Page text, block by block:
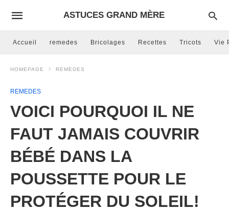
ASTUCES GRAND MÈRE
Accueil remedes Bricolages Recettes Tricots Vie
HOMEPAGE REMEDES
REMEDES
VOICI POURQUOI IL NE
FAUT JAMAIS COUVRIR
BÉBÉ DANS LA
POUSSETTE POUR LE
PROTÉGER DU SOLEIL!